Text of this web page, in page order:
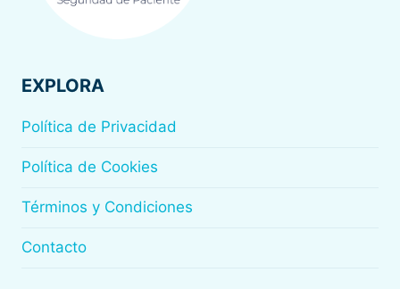
NOVIEMBRE
EXPLORA
Política de Privacidad
Política de Cookies
Términos y Condiciones
Contacto